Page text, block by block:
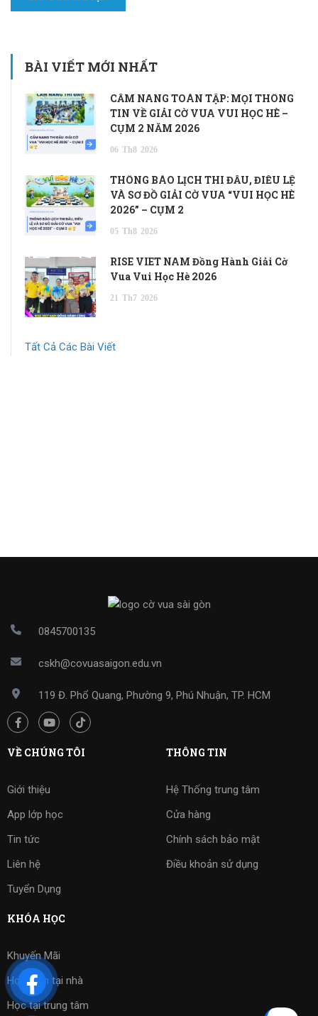
BÀI VIẾT MỚI NHẤT
CẨM NANG TOÀN TẬP: MỌI THÔNG
TIN VỀ GIẢI CỜ VUA VUI HỌC HÈ –
CỤM 2 NĂM 2026
06 Th8 2026
THÔNG BÁO LỊCH THI ĐẤU, ĐIỀU LỆ
VÀ SƠ ĐỒ GIẢI CỜ VUA “VUI HỌC HÈ
2026” – CỤM 2
05 Th8 2026
RISE VIET NAM Đồng Hành Giải Cờ
Vua Vui Học Hè 2026
21 Th7 2026
Tất Cả Các Bài Viết
0845700135
cskh@covuasaigon.edu.vn
119 Đ. Phổ Quang, Phường 9, Phú Nhuận, TP. HCM
VỀ CHÚNG TÔI
Giới thiệu
App lớp học
Tin tức
Liên hệ
Tuyển Dụng
THÔNG TIN
Hệ Thống trung tâm
Cửa hàng
Chính sách bảo mật
Điều khoản sử dụng
KHÓA HỌC
Khuyến Mãi
Học kèm tại nhà
Học tại trung tâm